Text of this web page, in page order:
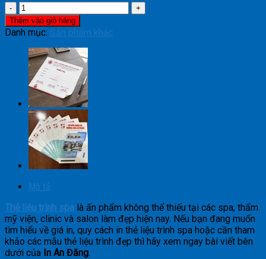
Thẻ
Liệu
Trình
số
lượng
Thêm vào giỏ hàng
Danh mục: Sản phẩm khác
Mô tả
Thẻ liệu trình spa là ấn phẩm không thể thiếu tại các spa, thẩm
mỹ viện, clinic và salon làm đẹp hiện nay. Nếu bạn đang muốn
tìm hiểu về giá in, quy cách in thẻ liệu trình spa hoặc cần tham
khảo các mẫu thẻ liệu trình đẹp thì hãy xem ngay bài viết bên
dưới của In An Đăng.